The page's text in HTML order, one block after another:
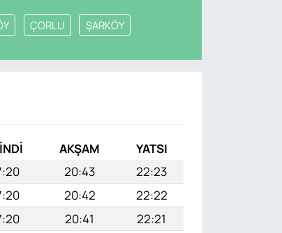
ÇORLU ŞARKÖY
AKŞAM
YATSI
20:43
22:23
20:42
22:22
20:41
22:21